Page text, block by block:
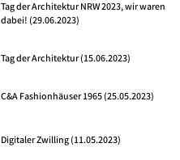
Tag der Architektur NRW 2023, wir waren
dabei! (29.06.2023)
Tag der Architektur (15.06.2023)
C&A Fashionhäuser 1965 (25.05.2023)
Digitaler Zwilling (11.05.2023)